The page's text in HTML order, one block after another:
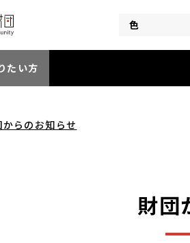
色
たい方
からのお知らせ
財団